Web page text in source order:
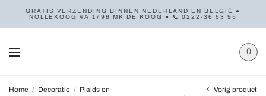
GRATIS VERZENDING BINNEN NEDERLAND EN BELGIË ●
NOLLEKOOG 4A 1796 MK DE KOOG ● 📞 0222-36 53 95
0
Home / Decoratie / Plaids en
Vorig product